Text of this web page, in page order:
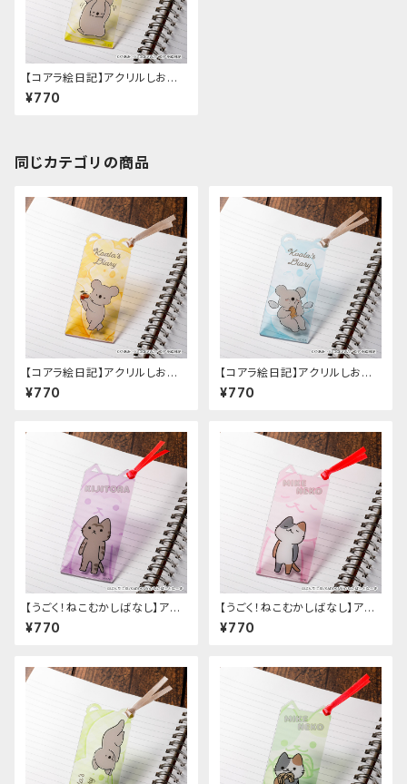
【コアラ絵日記】アクリルしおり
（B）
¥770
同じカテゴリの商品
【コアラ絵日記】アクリルしおり
（D）
¥770
【コアラ絵日記】アクリルしおり
（A）
¥770
【うごく！ねこむかしばなし】アク
リルしおり（A）
¥770
【うごく！ねこむかしばなし】アク
リルしおり（C）
¥770